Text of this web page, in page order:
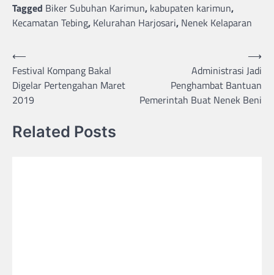
Tagged Biker Subuhan Karimun, kabupaten karimun,
Kecamatan Tebing, Kelurahan Harjosari, Nenek Kelaparan
Post
navigation
⟵
Festival Kompang Bakal
Digelar Pertengahan Maret
2019
Administrasi Jadi
Penghambat Bantuan
Pemerintah Buat Nenek Beni
⟶
Related Posts